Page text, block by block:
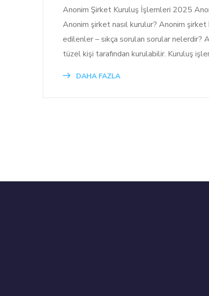
Anonim Şirket Kuruluş İşlemleri 2025
Anonim şirket nasıl kurulur? Anonim
edilenler – sıkça sorulan sorular nelerdir?
tüzel kişi tarafından kurulabilir. Kuruluş
DAHA FAZLA